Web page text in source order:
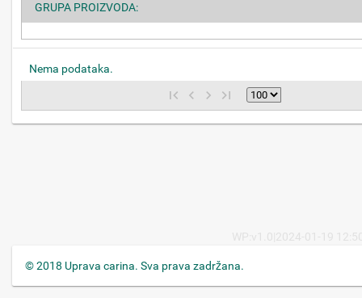
GRUPA PROIZVODA:
Nema podataka.
© 2018 Uprava carina. Sva prava zadržana.